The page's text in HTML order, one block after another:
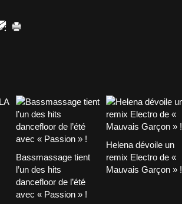
Bassmassage tient
l’un des hits
dancefloor de l’été
avec « Passion » !
Helena dévoile un
remix Electro de «
Mauvais Garçon » !